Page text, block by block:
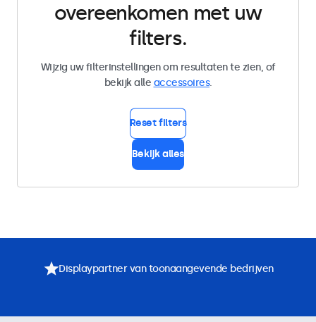
overeenkomen met uw
filters.
Wijzig uw filterinstellingen om resultaten te zien, of
bekijk alle accessoires.
Reset filters
Bekijk alles
Displaypartner van toonaangevende bedrijven